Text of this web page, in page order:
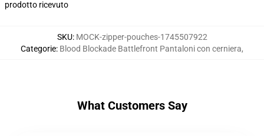
prodotto ricevuto
SKU: MOCK-zipper-pouches-1745507922
Categorie: Blood Blockade Battlefront Pantaloni con cerniera,
What Customers Say